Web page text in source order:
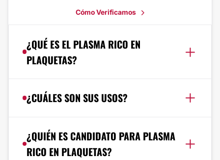
Cómo Verificamos
¿QUÉ ES EL PLASMA RICO EN
PLAQUETAS?
¿CUÁLES SON SUS USOS?
¿QUIÉN ES CANDIDATO PARA PLASMA
RICO EN PLAQUETAS?